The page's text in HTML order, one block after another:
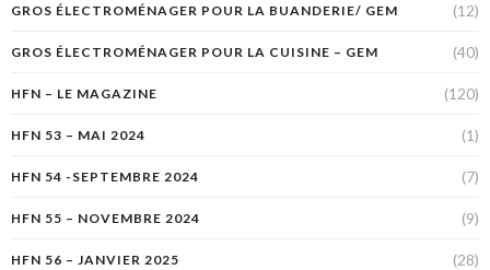
GROS ÉLECTROMÉNAGER POUR LA BUANDERIE/ GEM (12)
GROS ÉLECTROMÉNAGER POUR LA CUISINE – GEM (40)
HFN – LE MAGAZINE (120)
HFN 53 – MAI 2024 (1)
HFN 54 -SEPTEMBRE 2024 (7)
HFN 55 – NOVEMBRE 2024 (9)
HFN 56 – JANVIER 2025 (28)